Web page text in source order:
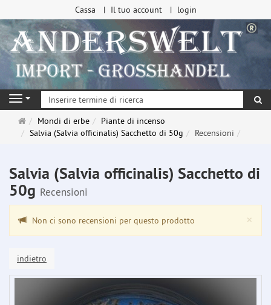
Cassa Il tuo account login
Navigation
Pagina
principale
Mondi di erbe
Piante di incenso
Salvia (Salvia officinalis) Sacchetto di 50g
Recensioni
Salvia (Salvia officinalis) Sacchetto di
50g Recensioni
×
Non ci sono recensioni per questo prodotto
indietro